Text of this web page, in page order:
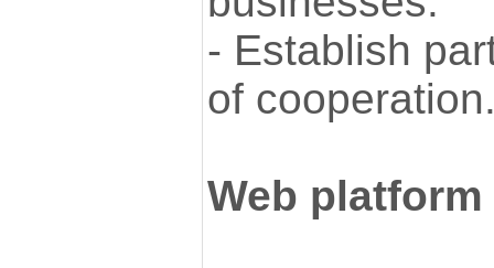
- Establish
of
Web